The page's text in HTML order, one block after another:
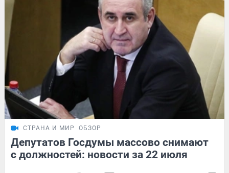
СТРАНА И МИР ОБЗОР
Депутатов Госдумы массово снимают
с должностей: новости за 22 июля